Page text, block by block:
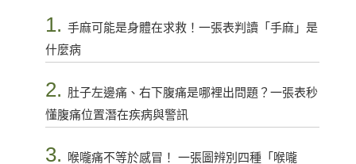
1. 手麻可能是身體在求救！一張表判讀「手麻」是
什麼病
2. 肚子左邊痛、右下腹痛是哪裡出問題？一張表秒
懂腹痛位置潛在疾病與警訊
3.
喉嚨痛不等於感冒！ 一張圖辨別四種「喉嚨